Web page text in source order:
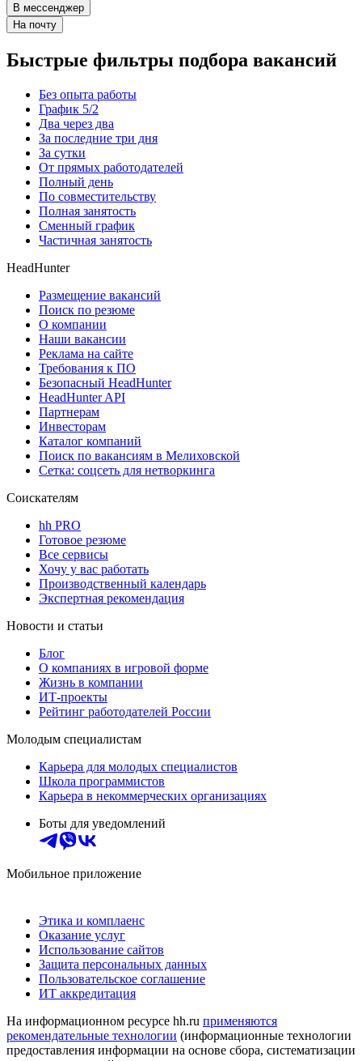
В мессенджер
На почту
Быстрые фильтры подбора вакансий
Без опыта работы
График 5/2
Два через два
За последние три дня
За сутки
От прямых работодателей
Полный день
По совместительству
Полная занятость
Сменный график
Частичная занятость
HeadHunter
Размещение вакансий
Поиск по резюме
О компании
Наши вакансии
Реклама на сайте
Требования к ПО
Безопасный HeadHunter
HeadHunter API
Партнерам
Инвесторам
Каталог компаний
Поиск по вакансиям в Мелиховской
Сетка: соцсеть для нетворкинга
Соискателям
hh PRO
Готовое резюме
Все сервисы
Хочу у вас работать
Производственный календарь
Экспертная рекомендация
Новости и статьи
Блог
О компаниях в игровой форме
Жизнь в компании
ИТ-проекты
Рейтинг работодателей России
Молодым специалистам
Карьера для молодых специалистов
Школа программистов
Карьера в некоммерческих организациях
Боты для уведомлений
Мобильное приложение
Этика и комплаенс
Оказание услуг
Использование сайтов
Защита персональных данных
Пользовательское соглашение
ИТ аккредитация
На информационном ресурсе hh.ru применяются
рекомендательные технологии (информационные технологии
предоставления информации на основе сбора, систематизации